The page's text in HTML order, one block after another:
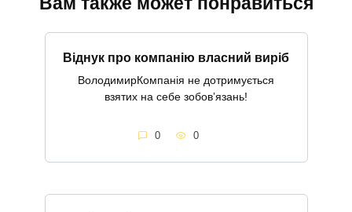
Віднук про компанію власний виріб
ВолодимирКомпанія не дотримується
взятих на себе зобовʼязань!
0 0